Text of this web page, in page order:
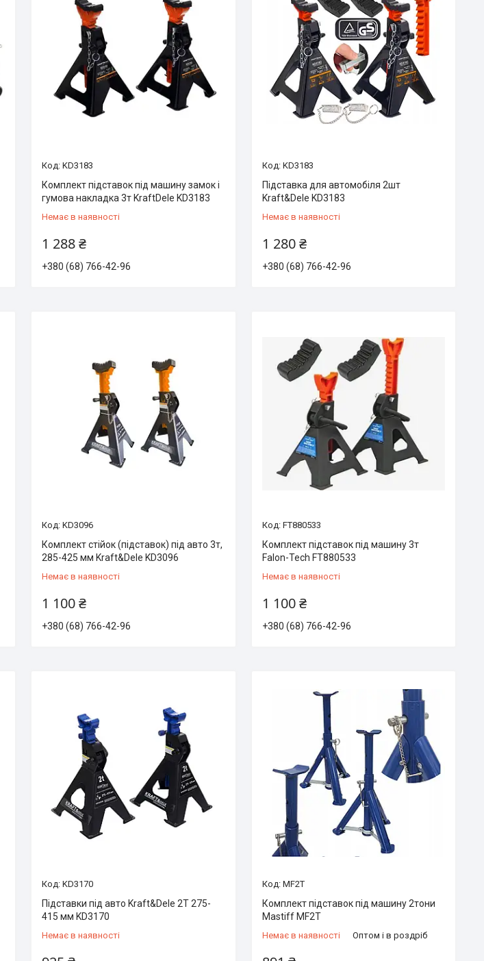
KD3183
Комплект підставок під машину замок і
гумова накладка 3т KraftDele KD3183
Немає в наявності
1 288 ₴
+380 (68) 766-42-96
KD3183
Підставка для автомобіля 2шт
Kraft&Dele KD3183
Немає в наявності
1 280 ₴
+380 (68) 766-42-96
KD3096
Комплект стійок (підставок) під авто 3т,
285-425 мм Kraft&Dele KD3096
Немає в наявності
1 100 ₴
+380 (68) 766-42-96
FT880533
Комплект підставок під машину 3т
Falon-Tech FT880533
Немає в наявності
1 100 ₴
+380 (68) 766-42-96
KD3170
Підставки під авто Kraft&Dele 2T 275-
415 мм KD3170
Немає в наявності
MF2T
Комплект підставок під машину 2тони
Mastiff MF2T
Немає в наявності Оптом і в роздріб